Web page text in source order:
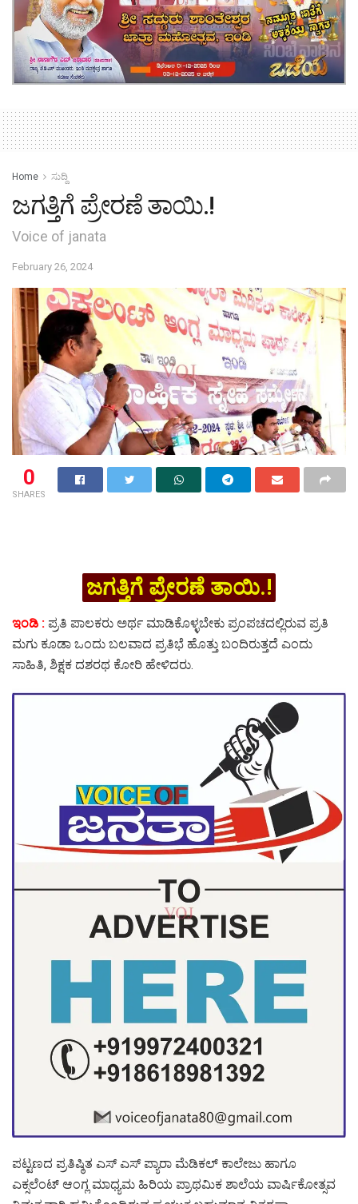
Home ಸುದ್ದಿ
ಜಗತ್ತಿಗೆ ಪ್ರೇರಣೆ ತಾಯಿ.!
Voice of janata
February 26, 2024
0
SHARES
ಜಗತ್ತಿಗೆ ಪ್ರೇರಣೆ ತಾಯಿ.!
ಇಂಡಿ : ಪ್ರತಿ ಪಾಲಕರು ಅರ್ಥ ಮಾಡಿಕೊಳ್ಳಬೇಕು ಪ್ರಂಪಚದಲ್ಲಿರುವ ಪ್ರತಿ
ಮಗು ಕೂಡಾ ಒಂದು ಬಲವಾದ ಪ್ರತಿಭೆ ಹೊತ್ತು ಬಂದಿರುತ್ತದೆ ಎಂದು
ಸಾಹಿತಿ, ಶಿಕ್ಷಕ ದಶರಥ ಕೋರಿ ಹೇಳಿದರು.
ಪಟ್ಟಣದ ಪ್ರತಿಷ್ಠಿತ ಎಸ್ ಎಸ್ ಪ್ಯಾರಾ ಮೆಡಿಕಲ್ ಕಾಲೇಜು ಹಾಗೂ
ಎಕ್ಸಲೆಂಟ್ ಆಂಗ್ಲ ಮಾಧ್ಯಮ ಹಿರಿಯ ಪ್ರಾಥಮಿಕ ಶಾಲೆಯ ವಾರ್ಷಿಕೋತ್ಸವ